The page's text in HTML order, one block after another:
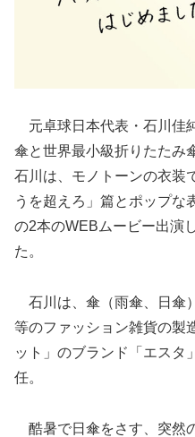
元卓球日本代表・石川佳
傘と世界最小級折りたたみ
石川は、モノトーンの衣装
うを超えろ」篇とポップな
の2本のWEBムービー出演
た。
石川は、傘（雨傘、日傘
等のファッション雑貨の製
ット」のブランド「エスタ
任。
酷暑で日傘をさす、突然